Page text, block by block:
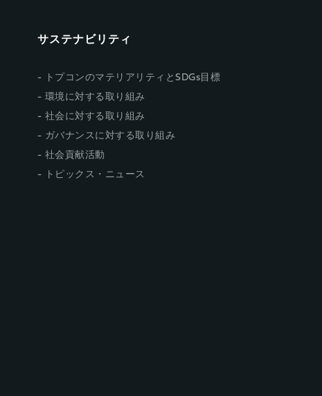
サステナビリティ
トプコンのマテリアリティとSDGs目標
環境に対する取り組み
社会に対する取り組み
ガバナンスに対する取り組み
社会貢献活動
トピックス・ニュース